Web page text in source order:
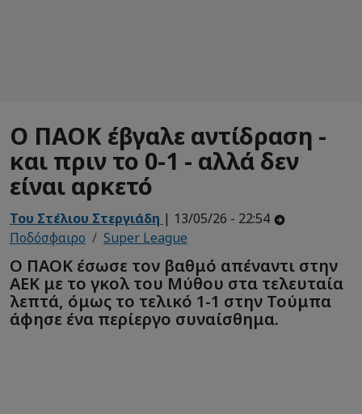
Ο ΠΑΟΚ έβγαλε αντίδραση -
και πριν το 0-1 - αλλά δεν
είναι αρκετό
Του Στέλιου Στεργιάδη | 13/05/26 - 22:54
Ποδόσφαιρο
Super League
Ο ΠΑΟΚ έσωσε τον βαθμό απέναντι στην
ΑΕΚ με το γκολ του Μύθου στα τελευταία
λεπτά, όμως το τελικό 1-1 στην Τούμπα
άφησε ένα περίεργο συναίσθημα.